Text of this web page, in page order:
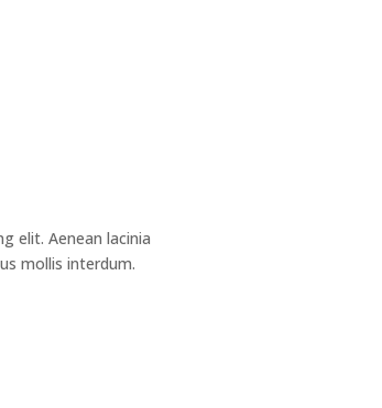
elit. Aenean lacinia
mollis interdum.